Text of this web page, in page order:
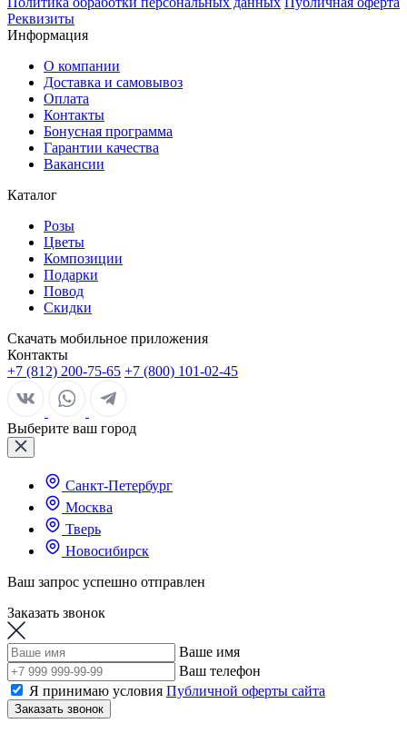
Реквизиты
Информация
О компании
Доставка и самовывоз
Оплата
Контакты
Бонусная программа
Гарантии качества
Вакансии
Каталог
Розы
Цветы
Композиции
Подарки
Повод
Скидки
Скачать мобильное приложения
Контакты
+7 (812) 200-75-65 +7 (800) 101-02-45
Выберите ваш город
Санкт-Петербург
Москва
Тверь
Новосибирск
Ваш запрос успешно отправлен
Заказать звонок
Ваше имя
Ваш телефон
Я принимаю условия Публичной оферты сайта
Заказать звонок